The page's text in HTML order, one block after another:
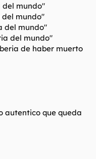
del mundo"
mundo"
del mundo"
del mundo"
de haber muerto
autentico que queda